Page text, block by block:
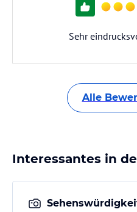
Sehr
Alle
Interessantes in